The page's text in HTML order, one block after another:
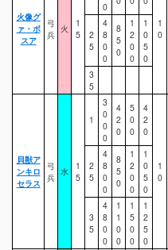
火像グ
ァ・ボ
スア
弓
兵
火
1
5
0
1
0
2
5
4
8
0
0
8
5
0
1
2
0
0
1
0
5
0
3
5
貝獣ア
ンキロ
セラス
弓
兵
水
1
5
1
3
0
0
0
4
2
0
5
0
0
4
2
0
1
0
2
5
4
8
0
0
8
5
0
1
2
0
0
1
0
5
0
3
5
4
8
0
0
1
1
0
0
1
5
0
0
1
2
5
0